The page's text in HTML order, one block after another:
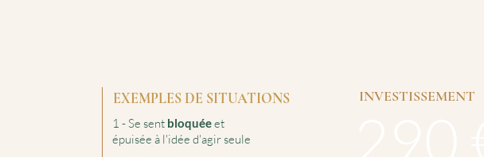
EXEMPLES DE SITUATIONS
1 - Se sent bloquéeet
épuisée à l'idée d'agir seule
INVESTISSEMENT